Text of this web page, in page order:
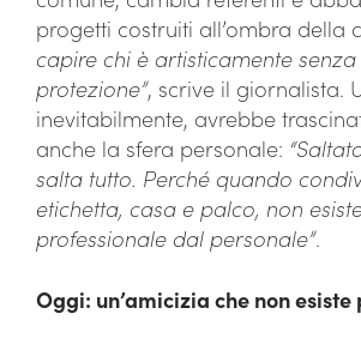
progetti costruiti all’ombra della
capire chi è artisticamente
protezione”, scrive il giornalista.
inevitabilmente, avrebbe
anche la sfera personale:
salta tutto. Perché quando
etichetta, casa e palco, non
professionale dal personale”.
Oggi: un’amicizia che non esiste